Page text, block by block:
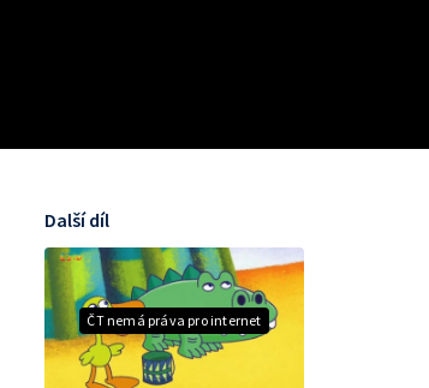
ČT nemá práva pro internet
Další díl